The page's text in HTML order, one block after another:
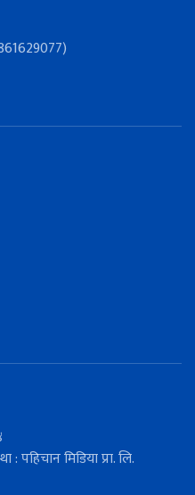
मिडिया प्रा. लि.